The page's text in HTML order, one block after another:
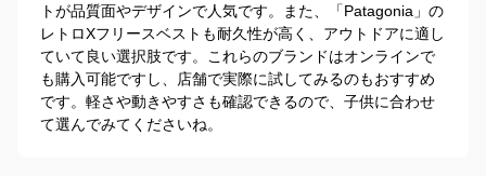
トが品質面やデザインで人気です。また、「Patagonia」の
レトロXフリースベストも耐久性が高く、アウトドアに適し
ていて良い選択肢です。これらのブランドはオンラインで
も購入可能ですし、店舗で実際に試してみるのもおすすめ
です。軽さや動きやすさも確認できるので、子供に合わせ
て選んでみてくださいね。